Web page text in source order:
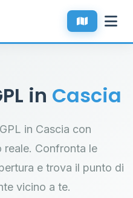
in Cascia
in Cascia con
reale. Confronta le
e trova il punto di
vicino a te.